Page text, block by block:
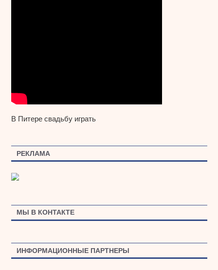
В Питере свадьбу играть
РЕКЛАМА
МЫ В КОНТАКТЕ
ИНФОРМАЦИОННЫЕ ПАРТНЕРЫ